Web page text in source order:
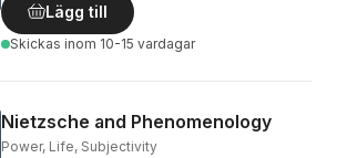
Lägg till
Skickas inom 10-15 vardagar
Nietzsche and Phenomenology
Power, Life, Subjectivity